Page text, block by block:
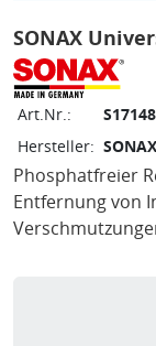
SONAX
Art.Nr.:
Hersteller: SONAX
Phosphatfreier
Entfernung von